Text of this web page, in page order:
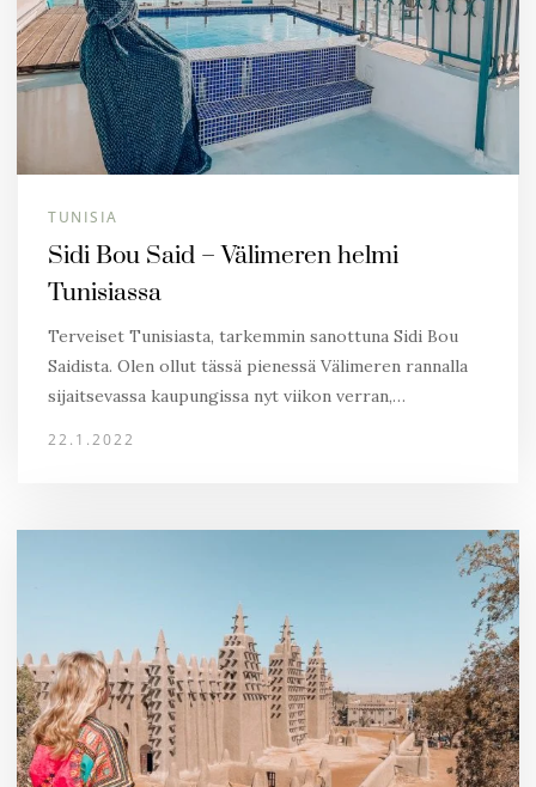
TUNISIA
Sidi Bou Said – Välimeren helmi
Tunisiassa
Terveiset Tunisiasta, tarkemmin sanottuna Sidi Bou
Saidista. Olen ollut tässä pienessä Välimeren rannalla
sijaitsevassa kaupungissa nyt viikon verran,…
22.1.2022